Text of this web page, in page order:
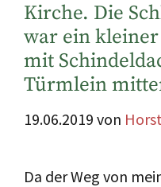
Kirche. Die
war ein
mit
Türmlein
19.06.2019 von
Da der Weg von